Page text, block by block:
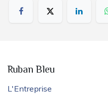
Ruban Bleu
L'Entreprise